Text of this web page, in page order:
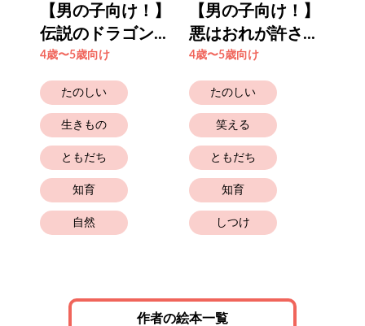
【男の子向け！】
伝説のドラゴン...
4歳〜5歳向け
たのしい
生きもの
ともだち
知育
自然
【男の子向け！】
悪はおれが許さ...
4歳〜5歳向け
たのしい
笑える
ともだち
知育
しつけ
作者の絵本一覧